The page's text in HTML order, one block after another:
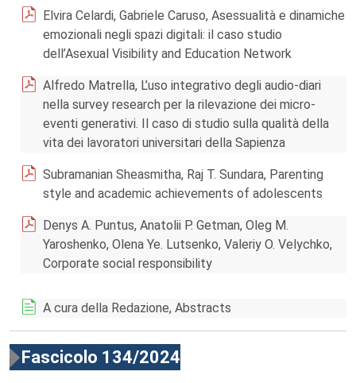
Elvira Celardi, Gabriele Caruso, Asessualità e dinamiche
emozionali negli spazi digitali: il caso studio
dell’Asexual Visibility and Education Network
Alfredo Matrella, L’uso integrativo degli audio-diari
nella survey research per la rilevazione dei micro-
eventi generativi. Il caso di studio sulla qualità della
vita dei lavoratori universitari della Sapienza
Subramanian Sheasmitha, Raj T. Sundara, Parenting
style and academic achievements of adolescents
Denys A. Puntus, Anatolii P. Getman, Oleg M.
Yaroshenko, Olena Ye. Lutsenko, Valeriy O. Velychko,
Corporate social responsibility
A cura della Redazione, Abstracts
Fascicolo 134/2024